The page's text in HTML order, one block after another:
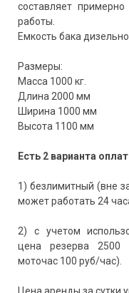
составляет
работы.
Емкость бака
Размеры:
Масса 1000 кг.
Длина 2000 мм
Ширина 1000 мм
Высота 1100 мм
Есть 2 варианта
1) безлимитный (вне
может работать 24
2) с учетом
цена резерва 2500
моточас 100 руб/час).